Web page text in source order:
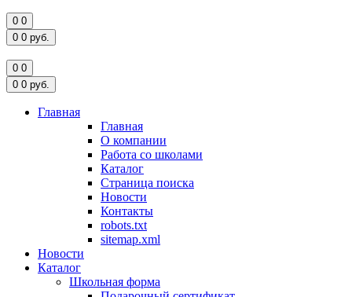
0 0
0 0 руб.
0 0
0 0 руб.
Главная
Главная
О компании
Работа со школами
Каталог
Страница поиска
Новости
Контакты
robots.txt
sitemap.xml
Новости
Каталог
Школьная форма